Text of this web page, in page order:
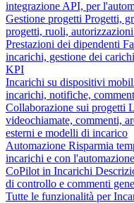
integrazione API, per
Gestione progetti Progetti,
progetti, ruoli, autorizzazioni
Prestazioni dei dipendenti
incarichi, gestione dei
KPI
Incarichi su dispositivi
incarichi, notifiche,
Collaborazione sui progetti
videochiamate, commenti,
esterni e modelli di incarico
Automazione Risparmia
incarichi e con
CoPilot in Incarichi
di controllo e commenti
Tutte le funzionalità per